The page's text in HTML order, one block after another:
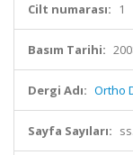
Cilt numarası: 1
Basım Tarihi:
Dergi Adı: Ortho
Sayfa Sayıları: